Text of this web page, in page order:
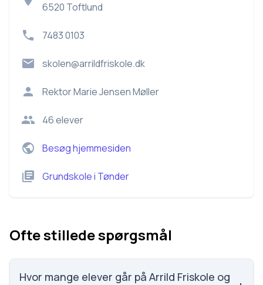
6520 Toftlund
7483 0103
skolen@arrildfriskole.dk
RektorMarie Jensen Møller
46elever
Besøg hjemmesiden
Grundskolei Tønder
Ofte stillede spørgsmål
Hvor mange elever går på Arrild Friskole og